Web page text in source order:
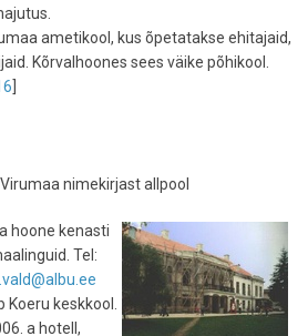
ametikool, kus õpetatakse ehitajaid,
Kõrvalhoones sees väike põhikool.
nimekirjast allpool
hoone kenasti
Tel:
Koeru keskkool.
a hotell,